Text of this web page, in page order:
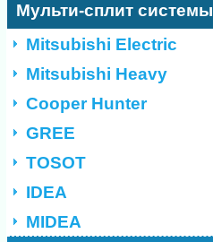
Мульти-сплит системы
Mitsubishi Electric
Mitsubishi Heavy
Cooper Hunter
GREE
TOSOT
IDEA
MIDEA